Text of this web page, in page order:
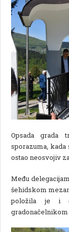
Opsada grada
sporazuma,
ostao neosvojiv
Među
šehidskom
položila je i